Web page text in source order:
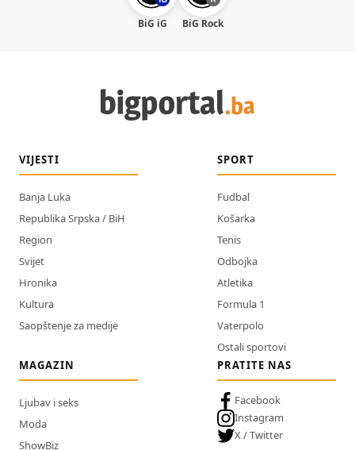
BiG iG BiG Rock
VIJESTI
Banja Luka
Republika Srpska / BiH
Region
Svijet
Hronika
Kultura
Saopštenje za medije
SPORT
Fudbal
Košarka
Tenis
Odbojka
Atletika
Formula 1
Vaterpolo
Ostali sportovi
MAGAZIN
Ljubav i seks
Moda
ShowBiz
PRATITE NAS
Facebook
Instagram
X / Twitter